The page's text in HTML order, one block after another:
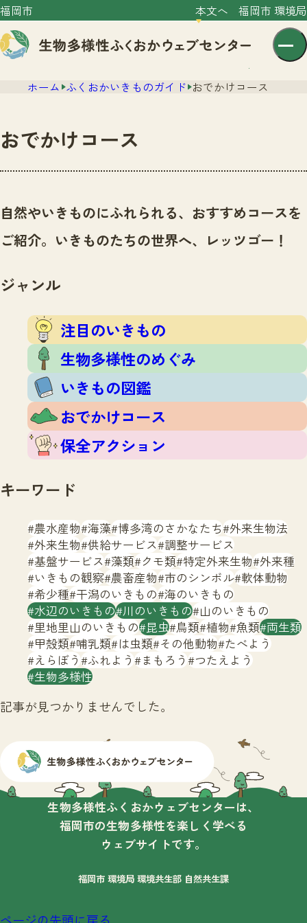
福岡市 本文へ 福岡市 環境局
文字サイズ 小 中 大
センター紹介
センター紹介TOP
サイトポリシー
ニュース
いきものガイド
注目のいきもの
生物多様性のめぐみ
いきもの図鑑
おでかけコース
保全アクション
イベント
いきもの調査隊
調査レポート
調査レポートTOP
調査結果
ふくおかいきものマップ
マッチング
マッチングTOP
掲載申し込みフォーム
お問合せ
生物多様性ふくおかウェブセンターとは
サイトマップ
ホーム ふくおかいきものガイド おでかけコース
おでかけコース
自然やいきものにふれられる、おすすめコースを
ご紹介。いきものたちの世界へ、レッツゴー！
ジャンル
注目のいきもの
生物多様性のめぐみ
いきもの図鑑
おでかけコース
保全アクション
キーワード
農水産物 海藻 博多湾のさかなたち 外来生物法
外来生物 供給サービス 調整サービス
基盤サービス 藻類 クモ類 特定外来生物 外来種
いきもの観察 農畜産物 市のシンボル 軟体動物
希少種 干潟のいきもの 海のいきもの
水辺のいきもの 川のいきもの 山のいきもの
里地里山のいきもの 昆虫 鳥類 植物 魚類 両生類
甲殻類 哺乳類 は虫類 その他動物 たべよう
えらぼう ふれよう まもろう つたえよう
生物多様性
記事が見つかりませんでした。
生物多様性ふくおかウェブセンターは、
福岡市の生物多様性を楽しく学べる
ウェブサイトです。
福岡市 環境局 環境共生部 自然共生課